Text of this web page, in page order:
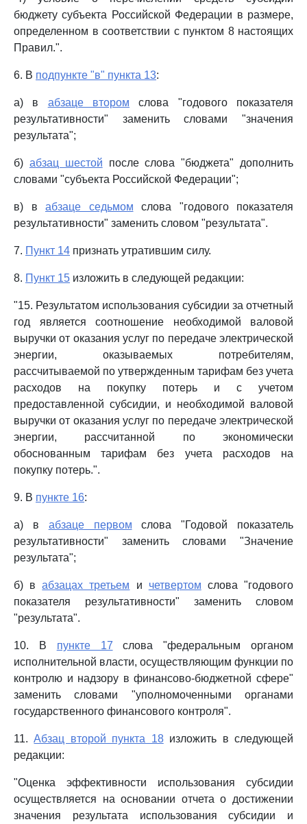
бюджету субъекта Российской Федерации в размере,
определенном в соответствии с пунктом 8 настоящих
Правил.".
6. В подпункте "в" пункта 13:
а) в абзаце втором слова "годового показателя
результативности" заменить словами "значения
результата";
б) абзац шестой после слова "бюджета" дополнить
словами "субъекта Российской Федерации";
в) в абзаце седьмом слова "годового показателя
результативности" заменить словом "результата".
7. Пункт 14 признать утратившим силу.
8. Пункт 15 изложить в следующей редакции:
"15. Результатом использования субсидии за отчетный
год является соотношение необходимой валовой
выручки от оказания услуг по передаче электрической
энергии, оказываемых потребителям,
рассчитываемой по утвержденным тарифам без учета
расходов на покупку потерь и с учетом
предоставленной субсидии, и необходимой валовой
выручки от оказания услуг по передаче электрической
энергии, рассчитанной по экономически
обоснованным тарифам без учета расходов на
покупку потерь.".
9. В пункте 16:
а) в абзаце первом слова "Годовой показатель
результативности" заменить словами "Значение
результата";
б) вабзацах третьем и четвертом слова "годового
показателя результативности" заменить словом
"результата".
10. В пункте 17 слова "федеральным органом
исполнительной власти, осуществляющим функции по
контролю и надзору в финансово-бюджетной сфере"
заменить словами "уполномоченными органами
государственного финансового контроля".
11.Абзац второй пункта 18изложить в следующей
редакции:
"Оценка эффективности использования субсидии
осуществляется на основании отчета о достижении
значения результата использования субсидии и